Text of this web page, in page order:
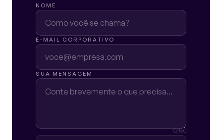
NOME
E-MAIL CORPORATIVO
SUA MENSAGEM
0/150